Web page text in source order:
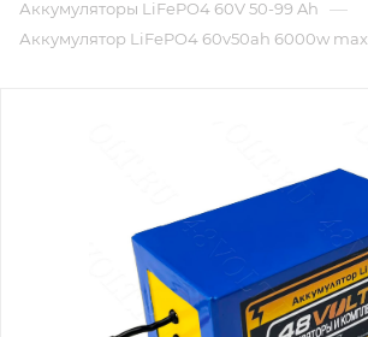
Аккумуляторы LiFePO4 60V 50-99 Ah —
Аккумулятор LiFePO4 60v50ah 6000w max